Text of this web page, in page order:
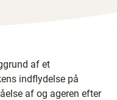
af et
indflydelse på
af og ageren efter